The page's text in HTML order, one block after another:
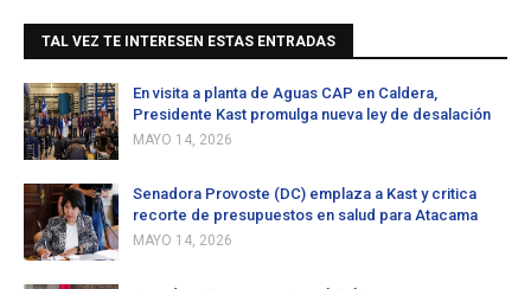
TAL VEZ TE INTERESEN ESTAS ENTRADAS
En visita a planta de Aguas CAP en Caldera,
Presidente Kast promulga nueva ley de desalación
MAYO 14, 2026
Senadora Provoste (DC) emplaza a Kast y critica
recorte de presupuestos en salud para Atacama
MAYO 14, 2026